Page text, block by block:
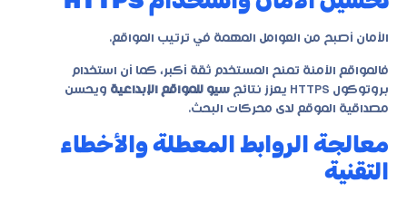
الأمان أصبح من العوامل المهمة في ترتيب المواقع.
فالمواقع الآمنة تمنح المستخدم ثقة أكبر، كما أن استخدام
بروتوكول HTTPS يعزز نتائج
سيو للمواقع الإبداعية ويحسن
مصداقية الموقع لدى محركات البحث.
معالجة الروابط المعطلة والأخطاء
التقنية